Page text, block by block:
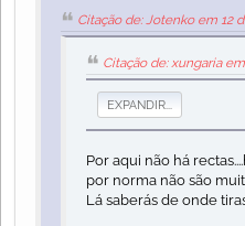
Citação de: Jotenko em 12
Citação de: xungaria
EXPANDIR...
Por aqui não há
por norma não são
Lá saberás de onde